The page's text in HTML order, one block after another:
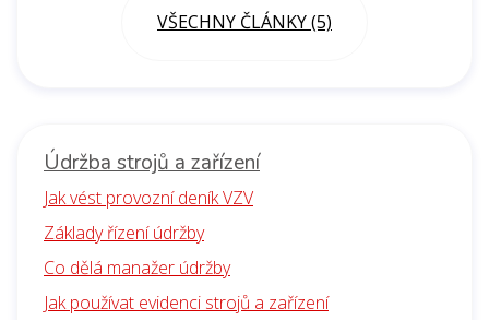
VŠECHNY ČLÁNKY (5)
Údržba strojů a zařízení
Jak vést provozní deník VZV
Základy řízení údržby
Co dělá manažer údržby
Jak používat evidenci strojů a zařízení